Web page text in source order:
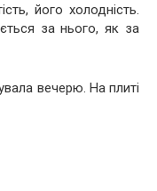
його холодність.
за нього, як за
вечерю. На плиті